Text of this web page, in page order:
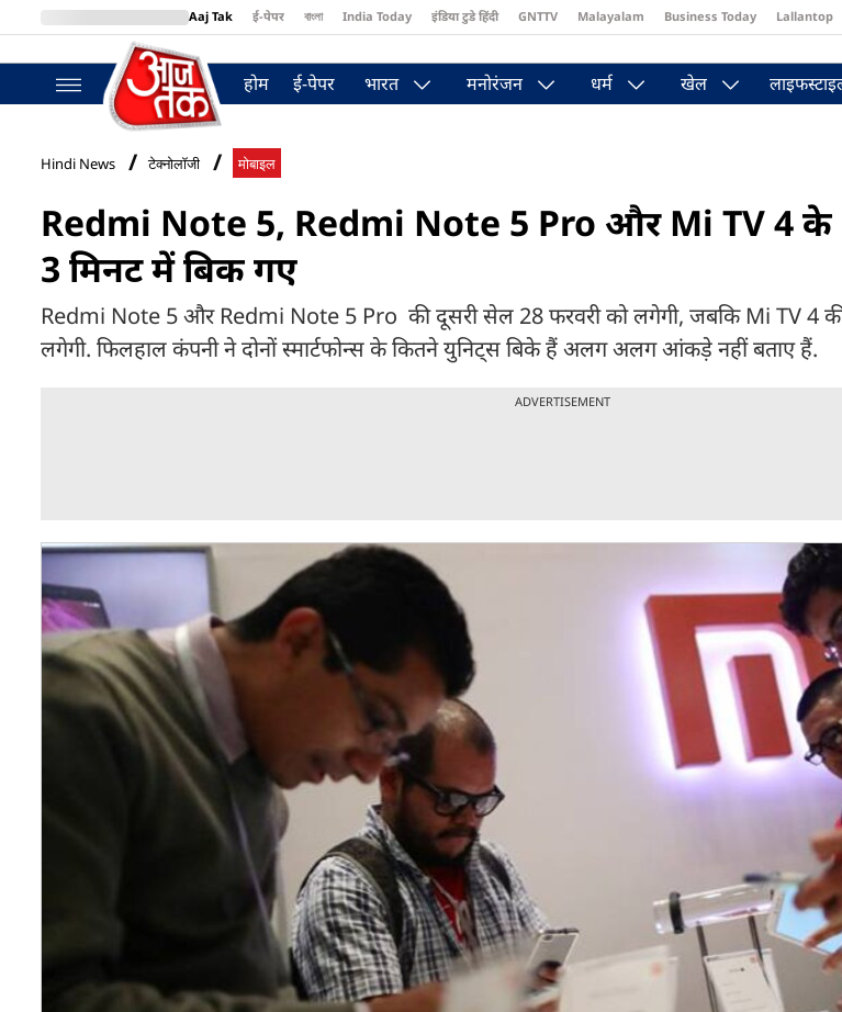
Aaj Tak ई-पेपर বাংলা India Today इंडिया टुडे हिंदी GNTTV Malayalam Business Today Lallantop
BT Bazaar
होम ई-पेपर भारत मनोरंजन धर्म खेल
Hindi News टेक्नोलॉजी मोबाइल
Redmi Note 5, Redmi Note 5 Pro और Mi TV 4 के
3 मिनट में बिक गए
Redmi Note 5 और Redmi Note 5 Pro की दूसरी सेल 28 फरवरी को लगेगी, जबकि Mi TV 4
लगेगी. फिलहाल कंपनी ने दोनों स्मार्टफोन्स के कितने युनिट्स बिके हैं अलग अलग आंकड़े नहीं बताए हैं.
ADVERTISEMENT